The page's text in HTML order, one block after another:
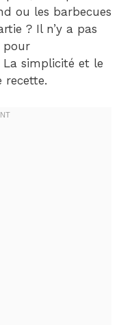
ou les barbecues
? Il n’y a pas
pour
La simplicité et le